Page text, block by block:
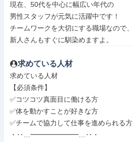
現在、50代を中心に幅広い年代の
男性スタッフが元気に活躍中です！
チームワークを大切にする職場なので、
新人さんもすぐに馴染めますよ。
求めている人材
求めている人材
【必須条件】
✅コツコツ真面目に働ける方
✅体を動かすことが好きな方
✅チームで協力して仕事を進められる方
・‥…━━━━━━━…‥・